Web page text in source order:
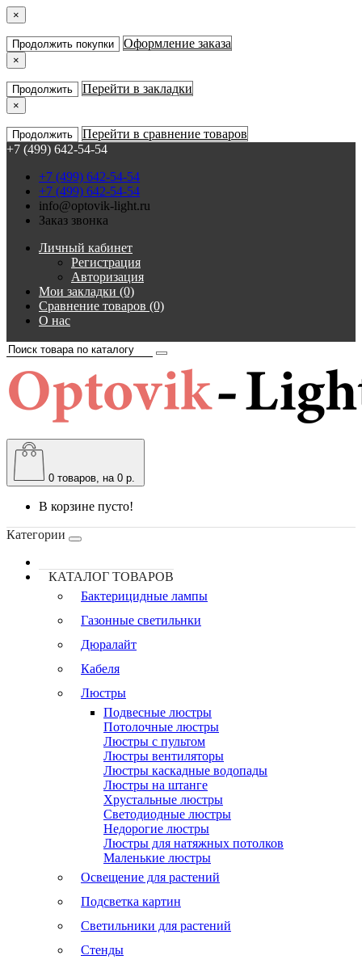
×
Продолжить покупки Оформление заказа
×
Продолжить Перейти в закладки
×
Продолжить
Перейти в сравнение товаров
+7 (499) 642-54-54
+7 (499) 642-54-54
+7 (499) 642-54-54
info@optovik-light.ru
Заказ звонка
Личный кабинет
Регистрация
Авторизация
Мои закладки (0)
Сравнение товаров (0)
О нас
0 товаров, на 0 р.
В корзине пусто!
Категории
КАТАЛОГ ТОВАРОВ
Бактерицидные лампы
Газонные светильнки
Дюралайт
Кабеля
Люстры
Подвесные люстры
Потолочные люстры
Люстры с пультом
Люстры вентиляторы
Люстры каскадные водопады
Люстры на штанге
Хрустальные люстры
Светодиодные люстры
Недорогие люстры
Люстры для натяжных потолков
Маленькие люстры
Освещение для растений
Подсветка картин
Светильники для растений
Стенды